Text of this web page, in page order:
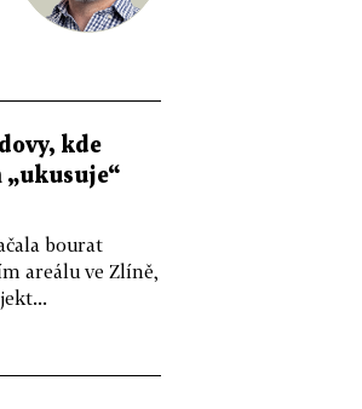
kde
„ukusuje“
bourat
areálu ve Zlíně,